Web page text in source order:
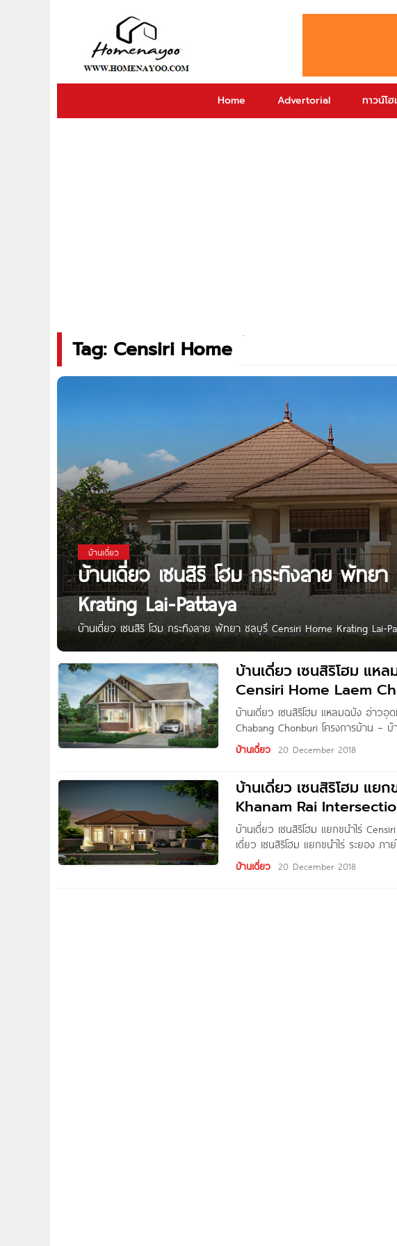
Home Advertorial ทาวน์โฮ
Tag: Censiri Home
บ้านเดี่ยว
บ้านเดี่ยว เซนสิริ โฮม กระทิงลาย พัทย
Krating Lai-Pattaya
บ้านเดี่ยว เซนสิริ โฮม กระทิงลาย พัทยา ชลบุรี Censiri Home Krating Lai-
ทำเลที่เหมาะสม ทัศนียภาพที่ลงตัว ขนาดใหญ่พื้นที่ใช้สอยเริ่มที่ 134-216 ตารา
บ้านเดี่ยว เซนสิริโฮม แห
Censiri Home Laem
บ้านเดี่ยว เซนสิริโฮม แหลมฉบัง อ่าว
Chabang Chonburi โครงการบ้าน –
ชลบุรี | Censiri Home เซนสิริ โฮม อ
การใช้งานสำหรับเริ่มต้นครอบครัว ลงตัว
บ้านเดี่ยว 20 December 2018
บ้านเดี่ยว เซนสิริโฮม แย
Khanam Rai
บ้านเดี่ยว เซนสิริโฮม แยกขนำไร่
เดี่ยว เซนสิริโฮม แยกขนำไร่ ระยอง ภา
ไลฟ์สไตล์ของคนยุคใหม่ เพียบพร้อมด้
แยกขนำไร่-ระยอง ที่โอบล้อมไปด้วยธ
บ้านเดี่ยว 20 December 2018